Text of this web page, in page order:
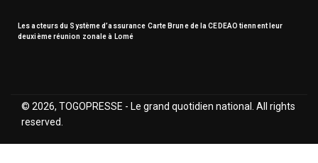
Les acteurs du Système d’assurance Carte Brune de la CEDEAO tiennent leur
deuxième réunion zonale à Lomé
© 2026, TOGOPRESSE - Le grand quotidien national. All rights
reserved.